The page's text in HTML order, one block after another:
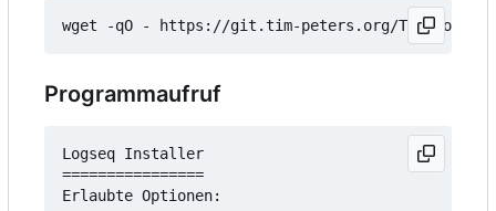
wget -qO - https://git.tim-peters.org/Tim/
Programmaufruf
Logseq Installer
================
Erlaubte Optionen: